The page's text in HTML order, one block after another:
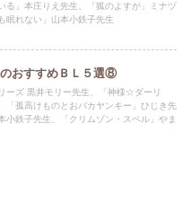
る」本庄りえ先生、「狐のよすが」ミナヅ
眠れない」山本小鉄子先生
のおすすめＢＬ５選⑧
ーズ 黒井モリー先生、「神様☆ダーリ
「孤高けものとおバカヤンキー」ひじき先
小鉄子先生、「クリムゾン・スペル」やま